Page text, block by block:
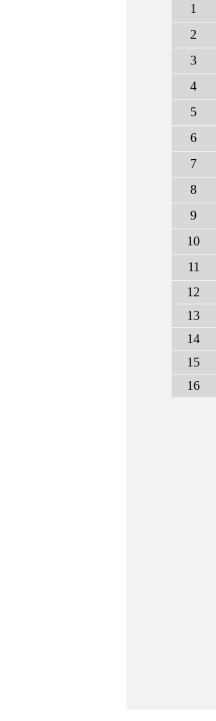
1
2
3
4
5
6
7
8
9
10
11
12
13
14
15
16